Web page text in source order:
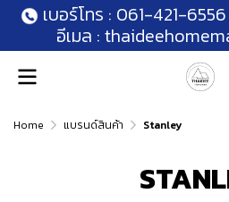
เบอร์โทร : 061-421-6556
อีเมล :
Home แบรนด์สินค้า Stanley